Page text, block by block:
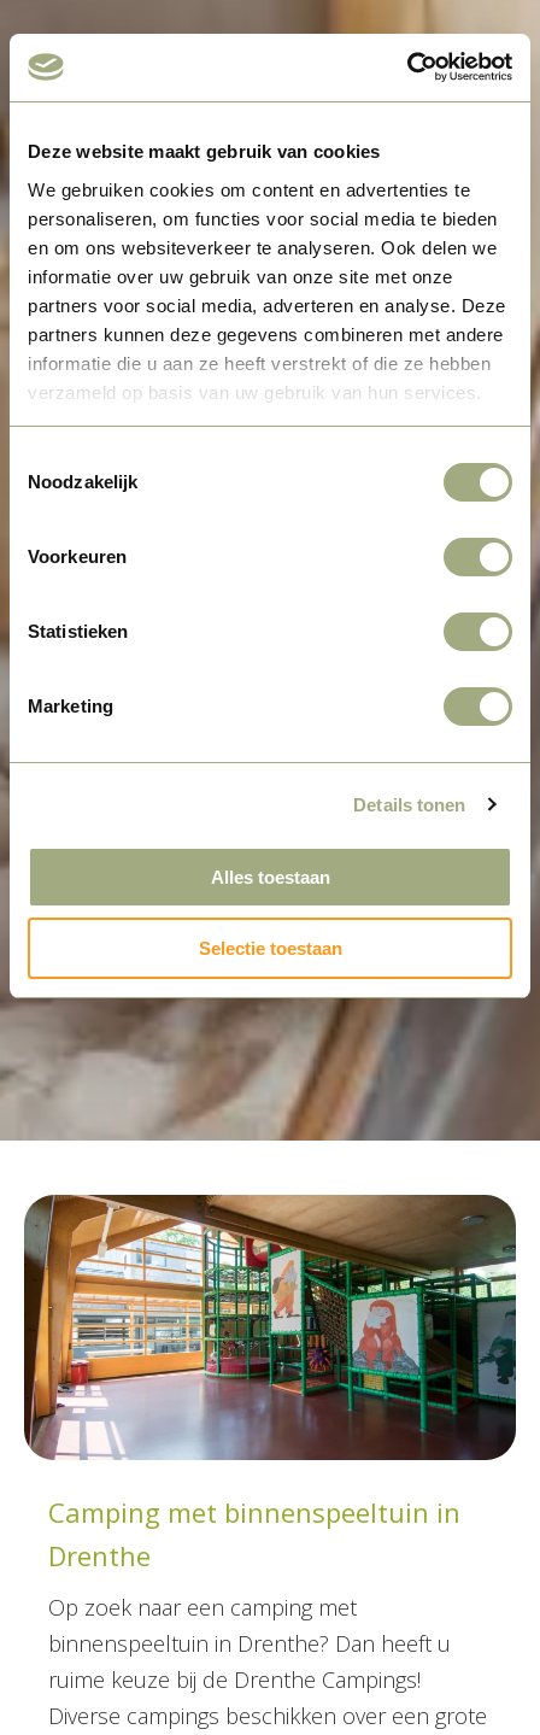
Deze website maakt gebruik van cookies
We gebruiken cookies om content en advertenties te
personaliseren, om functies voor social media te bieden
en om ons websiteverkeer te analyseren. Ook delen we
informatie over uw gebruik van onze site met onze
partners voor social media, adverteren en analyse. Deze
partners kunnen deze gegevens combineren met andere
informatie die u aan ze heeft verstrekt of die ze hebben
verzameld op basis van uw gebruik van hun services.
Noodzakelijk
Voorkeuren
Statistieken
Marketing
Details tonen
Alles toestaan
Selectie toestaan
Camping met binnenspeeltuin in
Drenthe
Op zoek naar een camping met
binnenspeeltuin in Drenthe? Dan heeft u
ruime keuze bij de Drenthe Campings!
Diverse campings beschikken over een grote